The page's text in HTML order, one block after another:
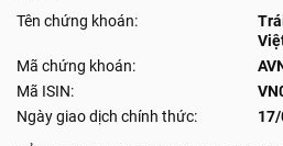
Tên chứng khoán:
Mã chứng khoán:
Mã ISIN:
Ngày giao dịch chính thức: